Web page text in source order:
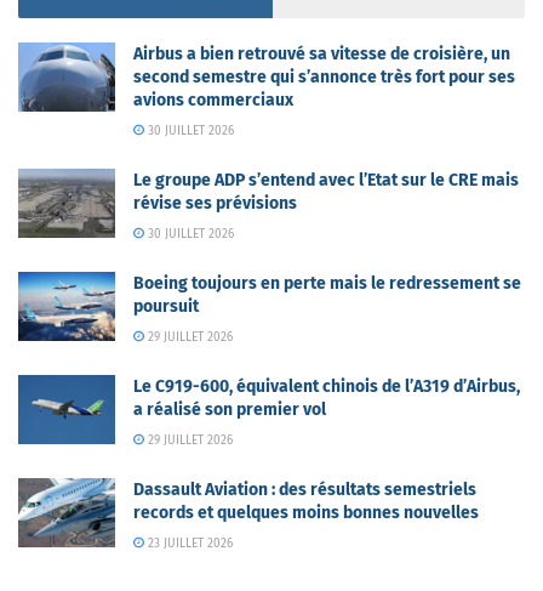
Airbus a bien retrouvé sa vitesse de croisière, un
second semestre qui s’annonce très fort pour ses
avions commerciaux
30 JUILLET 2026
Le groupe ADP s’entend avec l’Etat sur le CRE mais
révise ses prévisions
30 JUILLET 2026
Boeing toujours en perte mais le redressement se
poursuit
29 JUILLET 2026
Le C919-600, équivalent chinois de l’A319 d’Airbus,
a réalisé son premier vol
29 JUILLET 2026
Dassault Aviation : des résultats semestriels
records et quelques moins bonnes nouvelles
23 JUILLET 2026